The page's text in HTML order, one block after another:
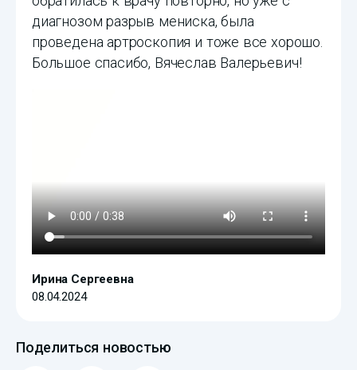
диагнозом разрыв мениска, была
проведена артроскопия и тоже все хорошо.
Большое спасибо, Вячеслав Валерьевич!
Ирина Сергеевна
08.04.2024
Поделиться новостью